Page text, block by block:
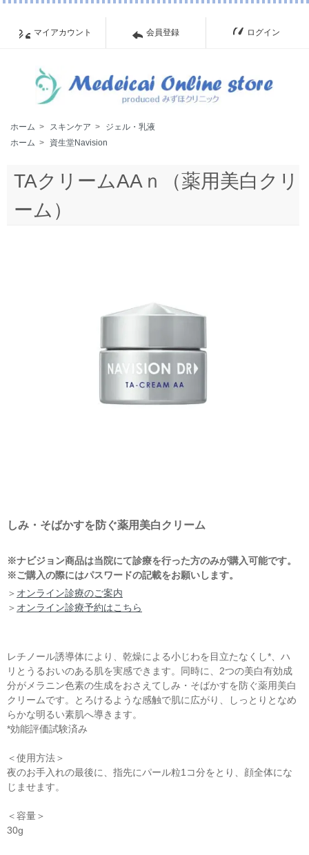
マイアカウント 会員登録 ログイン
ホーム > スキンケア >
ジェル・乳液
ホーム > 資生堂Navision
TAクリームAAｎ（薬用美白クリ
ーム）
しみ・そばかすを防ぐ薬用美白クリーム
※ナビジョン商品は当院にて診療を行った方のみが購入可能です。
※ご購入の際にはパスワードの記載をお願いします。
＞ オンライン診療のご案内
＞ オンライン診療予約はこちら
レチノール誘導体により、乾燥による小じわを目立たなくし*、ハ
リとうるおいのある肌を実感できます。同時に、2つの美白有効成
分がメラニン色素の生成をおさえてしみ・そばかすを防ぐ薬用美白
クリームです。とろけるような感触で肌に広がり、しっとりとなめ
らかな明るい素肌へ導きます。
*効能評価試験済み
＜使用方法＞
夜のお手入れの最後に、指先にパール粒1コ分をとり、顔全体にな
じませます。
＜容量＞
30g